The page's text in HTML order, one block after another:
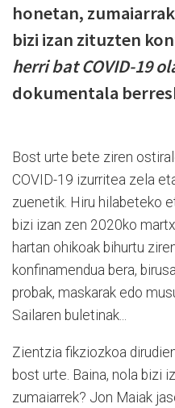
honetan,
bizi izan zituzten
herri bat COVID-19
dokumentala
Bost urte bete ziren
COVID-19 izurritea zela
zuenetik. Hiru hilabeteko
bizi izan zen 2020ko
hartan ohikoak bihurtu
konfinamendua bera,
probak, maskarak edo
Sailaren buletinak...
Zientzia fikziozkoa
bost urte. Baina, nola bizi
zumaiarrek? Jon Maiak